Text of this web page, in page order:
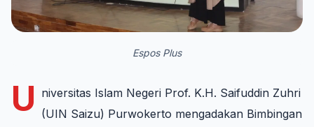
Espos Plus
U niversitas Islam Negeri Prof. K.H. Saifuddin Zuhri
(UIN Saizu) Purwokerto mengadakan Bimbingan